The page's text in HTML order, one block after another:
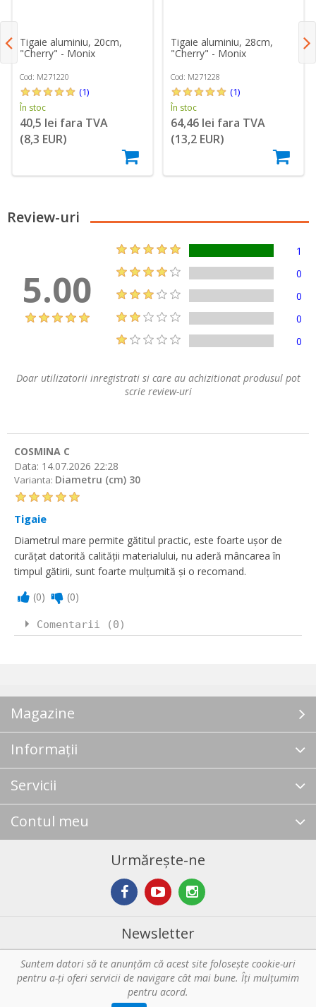
Tigaie aluminiu, 20cm,
"Cherry" - Monix
Cod: M271220
(1)
În stoc
40,5 lei fara TVA
(8,3 EUR)
Tigaie aluminiu, 28cm,
"Cherry" - Monix
Cod: M271228
(1)
În stoc
64,46 lei fara TVA
(13,2 EUR)
Review-uri
5.00
1
0
0
0
0
Doar utilizatorii inregistrati si care au achizitionat produsul pot
scrie review-uri
COSMINA C
Data: 14.07.2026 22:28
Varianta: Diametru (cm) 30
Tigaie
Diametrul mare permite gătitul practic, este foarte ușor de
curățat datorită calității materialului, nu aderă mâncarea în
timpul gătirii, sunt foarte mulțumită și o recomand.
(0) (0)
Comentarii (0)
Magazine
Informații
Servicii
Contul meu
Urmărește-ne
Newsletter
Abonare
Copyright © 2026 Horeca - Pentru profesionistii din bucatarie. Toate
Suntem datori să te anunţăm că acest site foloseşte cookie-uri
pentru a-ți oferi servicii de navigare cât mai bune. Îţi mulțumim
pentru acord.